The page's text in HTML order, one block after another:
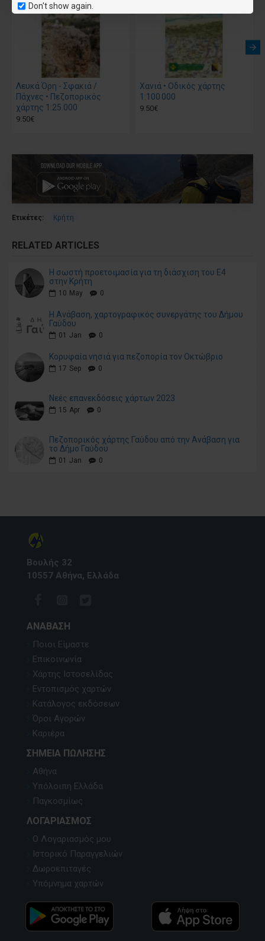
Don't show again.
Λευκά Όρη - Σφακιά /
Πάχνες • Πεζοπορικός
χάρτης 1:25.000
9.50€
Χανιά • Οδικός χάρτης
1:100 000
9.50€
Ετικέτες: Κρήτη
RELATED ARTICLES
H σωστή προετοιμασία για τη διάσχιση του Ε4
στην Κρήτη
10 May 0
Η Ανάβαση, χαρτογραφικός συνεργάτης του Δήμου
Γαύδου
01 Jan 0
Κορυφαία νησιά για πεζοπορία τον Οκτώβριο
17 Sep 0
Νεές επανεκδόσεις χάρτων 2023
15 Apr 0
Πεζοπορικός χάρτης Γαύδου από την Ανάβαση για
το Δήμο Γαύδου
01 Jan 0
Βουλής 32
10557 Αθήνα, Ελλάδα
ΑΝΆΒΑΣΗ
Ποιοι Είμαστε
Επικοινωνία
Χάρτης Ιστοσελίδας
Εντοπισμός χαρτών
Κατάλογος εκδόσεων
Όροι Αγορών
Καριέρα
ΣΗΜΕΊΑ ΠΏΛΗΣΗΣ
Αθήνα
Υπόλοιπη Ελλάδα
Παγκοσμίως
ΛΟΓΑΡΙΑΣΜΌΣ
Ο Λογαριασμός μου
Ιστορικό Παραγγελιών
Δωροεπιταγές
Υπόμνημα χαρτών